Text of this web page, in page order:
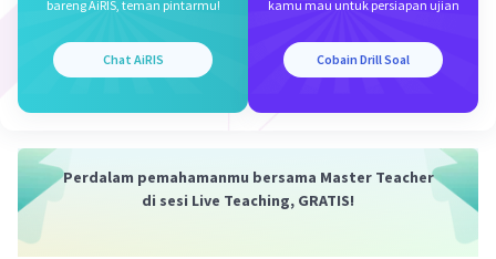
akan diambil. Pada tahap ini, kesimpulan dicapai dan
Jadi, struktur teks negosiasi pada suatu dialog
sederhana terdiri dari pembukaan-isi-penutup.
bareng AiRIS, teman pintarmu!
Chat AiRIS
kamu mau untuk persiapan ujian
Cobain Drill Soal
Perdalam pemahamanmu bersama Master Teacher
di sesi Live Teaching, GRATIS!